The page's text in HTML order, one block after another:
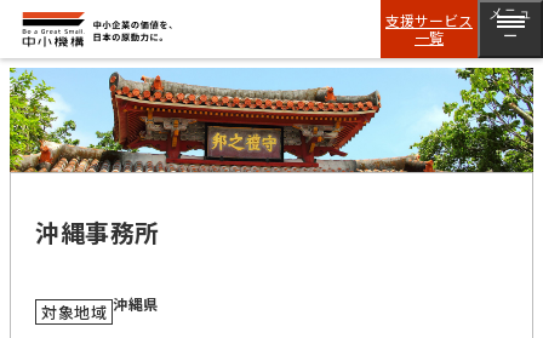
支援サービス
一覧
メニュ
ー
沖縄事務所
対象地域 沖縄県